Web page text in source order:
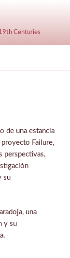
Centuries
de una estancia
Failure,
perspectivas,
su
una
y su